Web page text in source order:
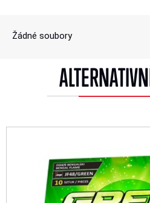
Žádné soubory